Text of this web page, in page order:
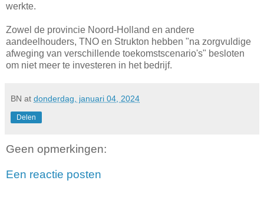
werkte.
Zowel de provincie Noord-Holland en andere
aandeelhouders, TNO en Strukton hebben "na zorgvuldige
afweging van verschillende toekomstscenario's" besloten
om niet meer te investeren in het bedrijf.
BN at donderdag, januari 04, 2024
Delen
Geen opmerkingen:
Een reactie posten